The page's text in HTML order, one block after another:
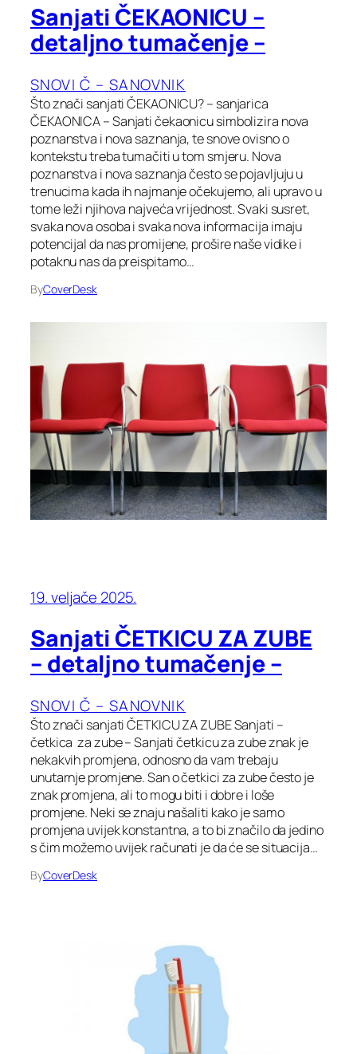
Sanjati ČEKAONICU –
detaljno tumačenje –
SNOVI Č – SANOVNIK
Što znači sanjati ČEKAONICU? – sanjarica
ČEKAONICA – Sanjati čekaonicu simbolizira nova
poznanstva i nova saznanja, te snove ovisno o
kontekstu treba tumačiti u tom smjeru. Nova
poznanstva i nova saznanja često se pojavljuju u
trenucima kada ih najmanje očekujemo, ali upravo u
tome leži njihova najveća vrijednost. Svaki susret,
svaka nova osoba i svaka nova informacija imaju
potencijal da nas promijene, prošire naše vidike i
potaknu nas da preispitamo…
ByCoverDesk
19. veljače 2025.
Sanjati ČETKICU ZA ZUBE
– detaljno tumačenje –
SNOVI Č – SANOVNIK
Što znači sanjati ČETKICU ZA ZUBE Sanjati –
četkica za zube – Sanjati četkicu za zube znak je
nekakvih promjena, odnosno da vam trebaju
unutarnje promjene. San o četkici za zube često je
znak promjena, ali to mogu biti i dobre i loše
promjene. Neki se znaju našaliti kako je samo
promjena uvijek konstantna, a to bi značilo da jedino
s čim možemo uvijek računati je da će se situacija…
ByCoverDesk